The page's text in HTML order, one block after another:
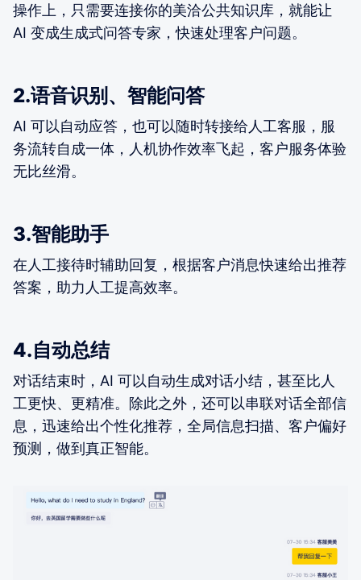
操作上，只需要连接你的美洽公共知识库，就能让
AI 变成生成式问答专家，快速处理客户问题。
2.语音识别、智能问答
AI 可以自动应答，也可以随时转接给人工客服，服
务流转自成一体，人机协作效率飞起，客户服务体验
无比丝滑。
3.智能助手
在人工接待时辅助回复，根据客户消息快速给出推荐
答案，助力人工提高效率。
4.自动总结
对话结束时，AI 可以自动生成对话小结，甚至比人
工更快、更精准。除此之外，还可以串联对话全部信
息，迅速给出个性化推荐，全局信息扫描、客户偏好
预测，做到真正智能。